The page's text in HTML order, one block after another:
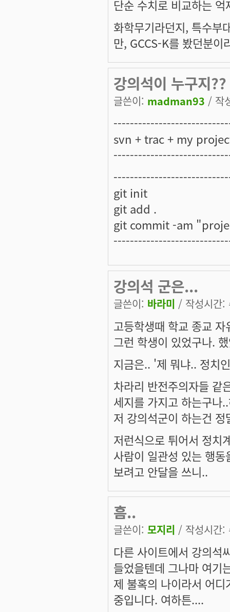
단순 수치로 비교하는
화학무기라던지, 특수부
만, GCCS-K를 봤던분
강의석이 누구지??
글쓴이: madman93 / 작
svn + trac + my
git init
git add .
git commit -am
강의석 군은...
글쓴이: 바라미 / 작성시간
고등학생때 학교 종교
그런 학생이 있었구나.
지금은.. '제 뭐냐.. 정치
차라리 반전주의자들 같
세지를 가지고 하는구나
저 강의석군이 하는건
저런식으로 튀어서 정치
사람이 일관성 있는 행
보려고 안달을 쓰니..
흠..
글쓴이: 모지리 / 작성시간
다른 사이트에서 강의석
들었을텐데 그나마 여기
제 불혹의 나이라서 어
중입니다. 여하튼....